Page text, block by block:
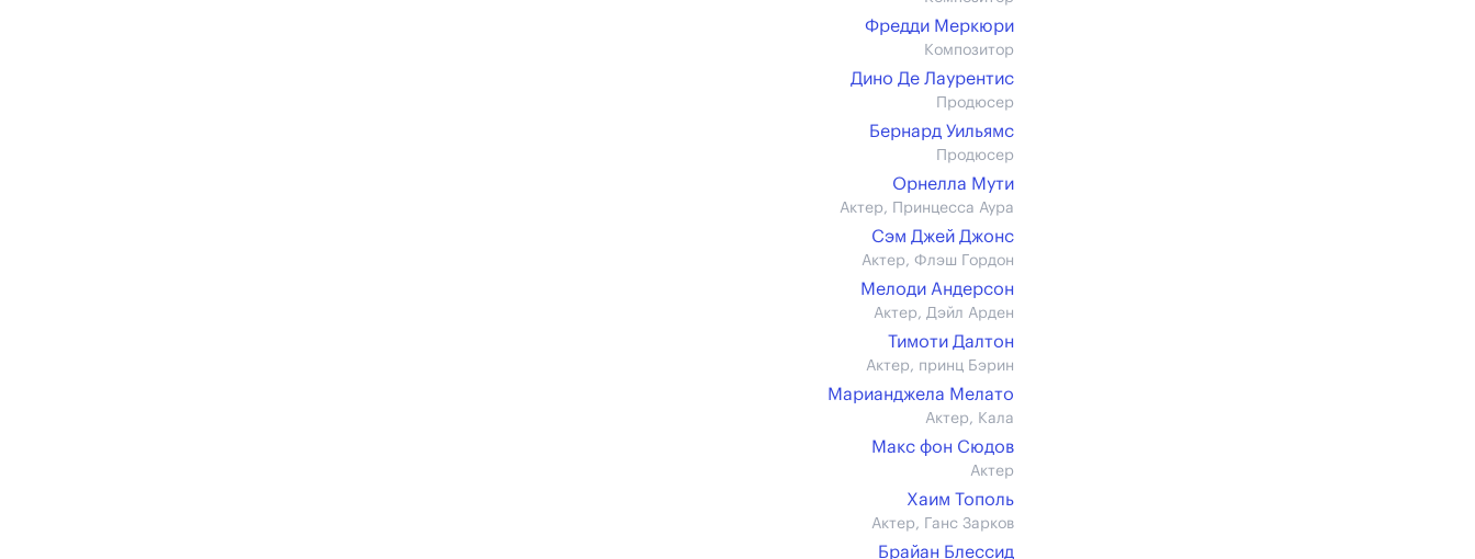
Фредди Меркюри
Композитор
Дино Де Лаурентис
Продюсер
Бернард Уильямс
Продюсер
Орнелла Мути
Актер, Принцесса Аура
Сэм Джей Джонс
Актер, Флэш Гордон
Мелоди Андерсон
Актер, Дэйл Арден
Тимоти Далтон
Актер, принц Бэрин
Марианджела Мелато
Актер, Кала
Макс фон Сюдов
Актер
Хаим Тополь
Актер, Ганс Зарков
Брайан Блессид